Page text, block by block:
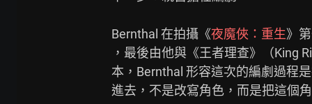
Bernthal 在拍攝《夜魔俠：重生》
，最後由他與《王者理查》（King
本，Bernthal 形容這次的編劇過程
進去，不是改寫角色，而是把這個